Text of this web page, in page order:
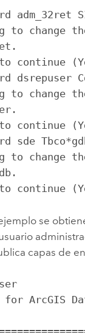
adm_32ret
to change
continue
dsrepuser
to change
continue
sde
to change
continue
se
capas de
for ArcGIS